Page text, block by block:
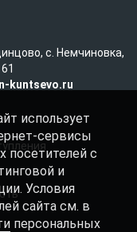
с. Немчиновка,
kuntsevo.ru
использует
сервисы
посетителей с
и
Условия
сайта см. в
персональных